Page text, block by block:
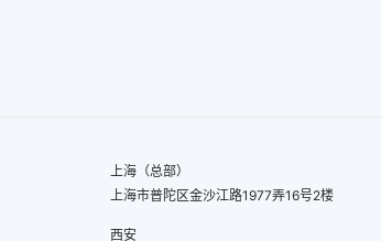
上海（总部）
上海市普陀区金沙江路1977弄16号2楼
西安